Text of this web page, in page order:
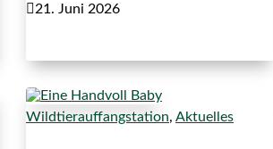
21. Juni 2026
Wildtierauffangstation, Aktuelles